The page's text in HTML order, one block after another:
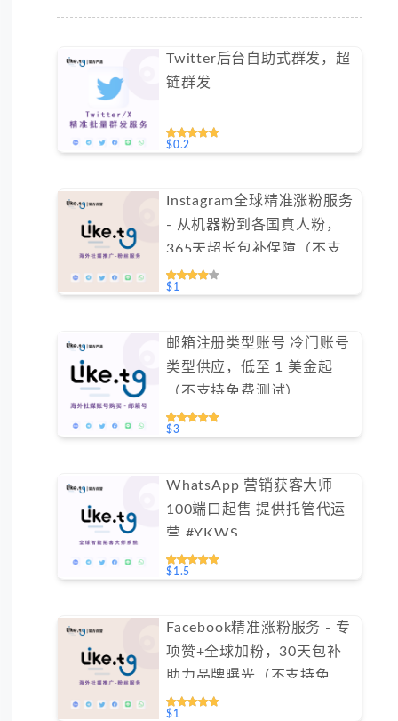
Twitter后台自助式群发，超
链群发
$0.2
Instagram全球精准涨粉服务
- 从机器粉到各国真人粉，
365天超长包补保障（不支
持免费测试）
$1
邮箱注册类型账号 冷门账号
类型供应，低至 1 美金起
（不支持免费测试）
$3
WhatsApp 营销获客大师
100端口起售 提供托管代运
营 #YKWS
$1.5
Facebook精准涨粉服务 - 专
项赞+全球加粉，30天包补
助力品牌曝光（不支持免费
测试）
$1